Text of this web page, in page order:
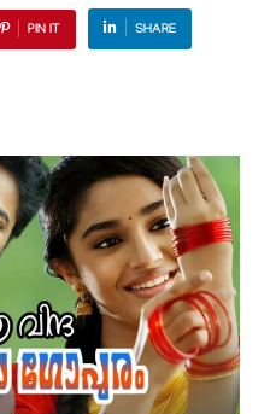
PIN IT SHARE